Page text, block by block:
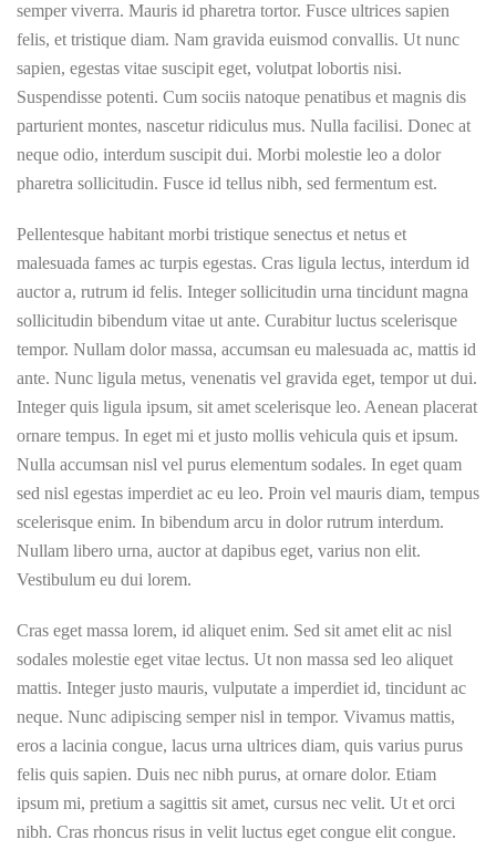
semper viverra. Mauris id pharetra tortor. Fusce ultrices sapien
felis, et tristique diam. Nam gravida euismod convallis. Ut nunc
sapien, egestas vitae suscipit eget, volutpat lobortis nisi.
Suspendisse potenti. Cum sociis natoque penatibus et magnis dis
parturient montes, nascetur ridiculus mus. Nulla facilisi. Donec at
neque odio, interdum suscipit dui. Morbi molestie leo a dolor
pharetra sollicitudin. Fusce id tellus nibh, sed fermentum est.
Pellentesque habitant morbi tristique senectus et netus et
malesuada fames ac turpis egestas. Cras ligula lectus, interdum id
auctor a, rutrum id felis. Integer sollicitudin urna tincidunt magna
sollicitudin bibendum vitae ut ante. Curabitur luctus scelerisque
tempor. Nullam dolor massa, accumsan eu malesuada ac, mattis id
ante. Nunc ligula metus, venenatis vel gravida eget, tempor ut dui.
Integer quis ligula ipsum, sit amet scelerisque leo. Aenean placerat
ornare tempus. In eget mi et justo mollis vehicula quis et ipsum.
Nulla accumsan nisl vel purus elementum sodales. In eget quam
sed nisl egestas imperdiet ac eu leo. Proin vel mauris diam, tempus
scelerisque enim. In bibendum arcu in dolor rutrum interdum.
Nullam libero urna, auctor at dapibus eget, varius non elit.
Vestibulum eu dui lorem.
Cras eget massa lorem, id aliquet enim. Sed sit amet elit ac nisl
sodales molestie eget vitae lectus. Ut non massa sed leo aliquet
mattis. Integer justo mauris, vulputate a imperdiet id, tincidunt ac
neque. Nunc adipiscing semper nisl in tempor. Vivamus mattis,
eros a lacinia congue, lacus urna ultrices diam, quis varius purus
felis quis sapien. Duis nec nibh purus, at ornare dolor. Etiam
ipsum mi, pretium a sagittis sit amet, cursus nec velit. Ut et orci
nibh. Cras rhoncus risus in velit luctus eget congue elit congue.